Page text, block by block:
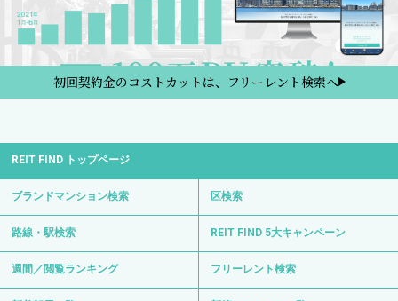
初回契約金のコストカットは、フリーレント検索へ
REIT FIND トップページ
ブランドマンション検索 区検索
路線・駅検索 REIT FIND 5大キャンペーン
週間／閲覧ランキング フリーレント検索